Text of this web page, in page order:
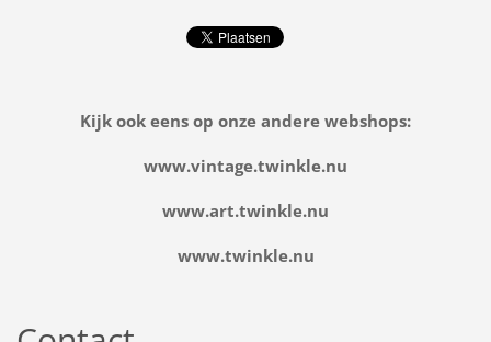
Kijk ook eens op onze andere webshops:
www.vintage.twinkle.nu
www.art.twinkle.nu
www.twinkle.nu